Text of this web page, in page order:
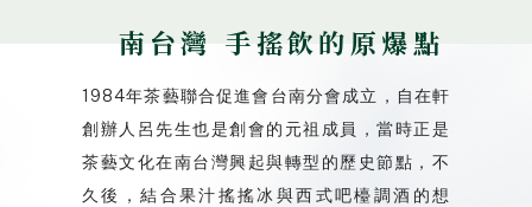
南台灣 手搖飲的原爆點
1984年茶藝聯合促進會台南分會成立，自在軒
創辦人呂先生也是創會的元祖成員，當時正是
茶藝文化在南台灣興起與轉型的歷史節點，不
久後，結合果汁搖搖冰與西式吧檯調酒的想